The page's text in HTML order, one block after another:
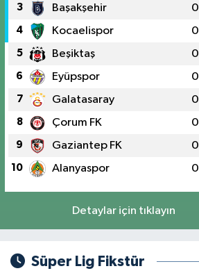
3 Başakşehir 0
4 Kocaelispor 0
5 Beşiktaş 0
6 Eyüpspor 0
7 Galatasaray 0
8 Çorum FK 0
9 Gaziantep FK 0
10 Alanyaspor 0
Detaylar için tıklayın
Süper Lig Fikstür